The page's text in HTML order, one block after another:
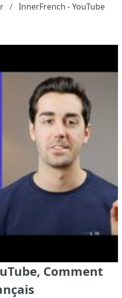
InnerFrench - YouTube
Comment